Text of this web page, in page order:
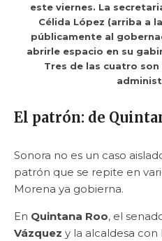
este viernes. La
Célida López (arriba a
públicamente al
abrirle espacio en su
Tres de las cuatro
El patrón: de
Sonora no es un caso
patrón que se repite en
Morena ya gobierna.
En Quintana Roo, el
Vázquez y la alcaldesa